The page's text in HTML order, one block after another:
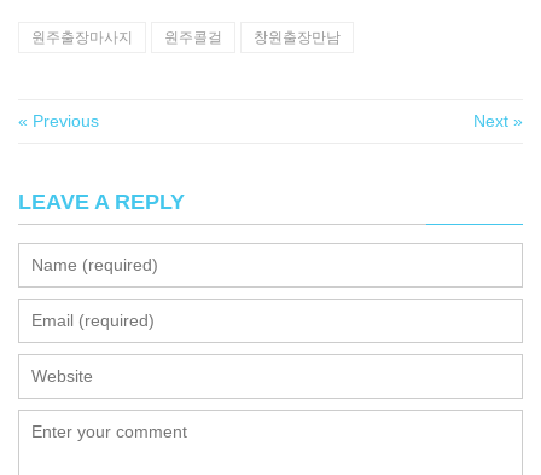
원주출장마사지 원주콜걸 창원출장만남
« Previous Next »
LEAVE A REPLY